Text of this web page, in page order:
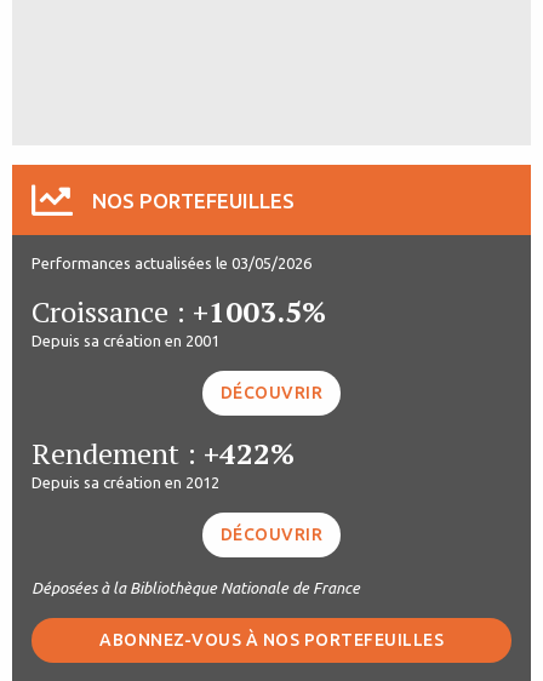
NOS PORTEFEUILLES
Performances actualisées le 03/05/2026
Croissance : +1003.5%
Depuis sa création en 2001
DÉCOUVRIR
Rendement : +422%
Depuis sa création en 2012
DÉCOUVRIR
Déposées à la Bibliothèque Nationale de France
ABONNEZ-VOUS À NOS PORTEFEUILLES